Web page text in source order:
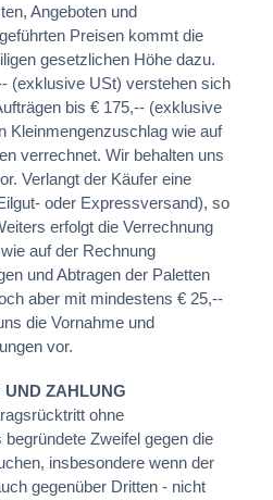
Angeboten und
Preisen kommt die
gesetzlichen Höhe dazu.
(exklusive USt) verstehen sich
bis € 175,-- (exklusive
Kleinmengenzuschlag wie auf
verrechnet. Wir behalten uns
Verlangt der Käufer eine
oder Expressversand), so
erfolgt die Verrechnung
auf der Rechnung
und Abtragen der Paletten
aber mit mindestens € 25,--
die Vornahme und
vor.
UND ZAHLUNG
ohne
Zweifel gegen die
insbesondere wenn der
gegenüber Dritten - nicht